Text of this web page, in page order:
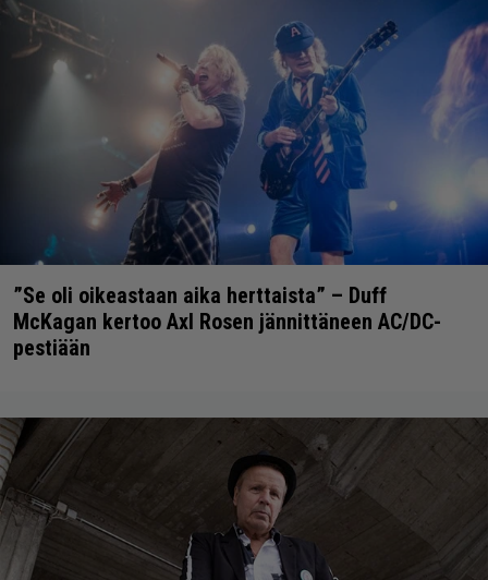
”Se oli oikeastaan aika herttaista” – Duff
McKagan kertoo Axl Rosen jännittäneen AC/DC-
pestiään